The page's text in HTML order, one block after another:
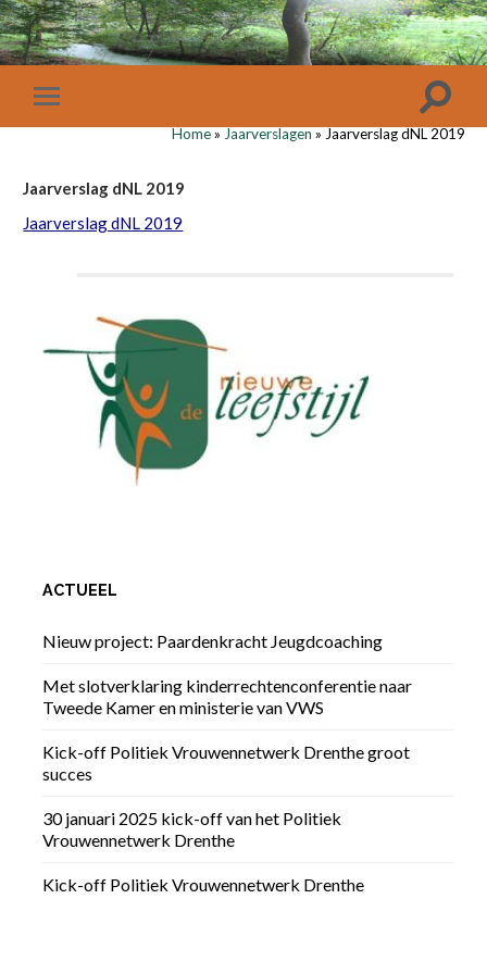
Home» Jaarverslagen » Jaarverslag dNL 2019
Jaarverslag dNL 2019
Jaarverslag dNL 2019
ACTUEEL
Nieuw project: Paardenkracht Jeugdcoaching
Met slotverklaring kinderrechtenconferentie naar
Tweede Kamer en ministerie van VWS
Kick-off Politiek Vrouwennetwerk Drenthe groot
succes
30 januari 2025 kick-off van het Politiek
Vrouwennetwerk Drenthe
Kick-off Politiek Vrouwennetwerk Drenthe